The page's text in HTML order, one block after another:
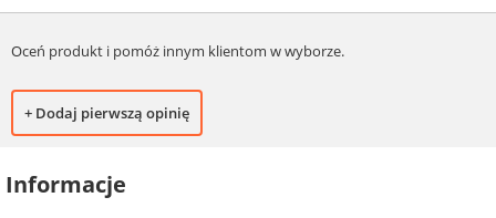
Oceń produkt i pomóż innym klientom w wyborze.
+ Dodaj pierwszą opinię
Informacje